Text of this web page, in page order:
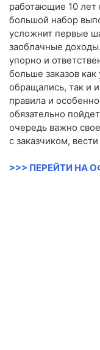
работающие 10
большой набор
усложнит первые
заоблачные
упорно и
больше заказов
обращались, так и
правила и
обязательно
очередь важно
с заказчиком,
>>> ПЕРЕЙТИ НА